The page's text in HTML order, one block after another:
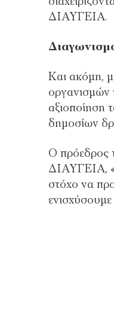
ΔΙΑΥΓΕΙΑ.
Και ακόμη,
οργανισμών
αξιοποίηση
δημοσίων
Ο πρόεδρος
ΔΙΑΥΓΕΙΑ,
στόχο να